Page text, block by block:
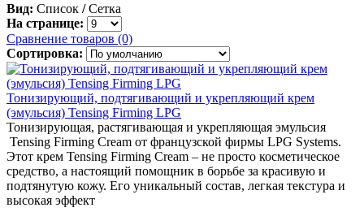
Вид: Список / Сетка
На странице:
Сравнение товаров (0)
Сортировка:
Тонизирующий, подтягивающий и укрепляющий крем
(эмульсия) Tensing Firming LPG
Тонизирующая, растягивающая и укрепляющая эмульсия
Tensing Firming Cream от французской фирмы LPG Systems.
Этот крем Tensing Firming Cream – не просто косметическое
средство, а настоящий помощник в борьбе за красивую и
подтянутую кожу. Его уникальный состав, легкая текстура и
высокая эффект